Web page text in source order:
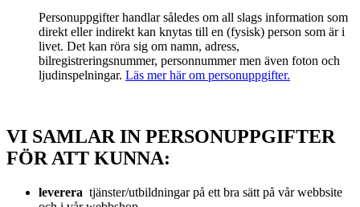
Personuppgifter handlar således om all slags information som
direkt eller indirekt kan knytas till en (fysisk) person som är i
livet. Det kan röra sig om namn, adress,
bilregistreringsnummer, personnummer men även foton och
ljudinspelningar. Läs mer här om personuppgifter.
VI SAMLAR IN PERSONUPPGIFTER
FÖR ATT KUNNA:
leverera tjänster/utbildningar på ett bra sätt på vår webbsite